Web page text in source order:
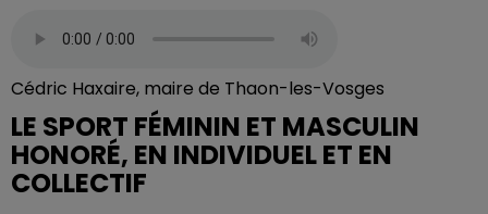
Cédric Haxaire, maire de Thaon-les-Vosges
LE SPORT FÉMININ ET MASCULIN
HONORÉ, EN INDIVIDUEL ET EN
COLLECTIF